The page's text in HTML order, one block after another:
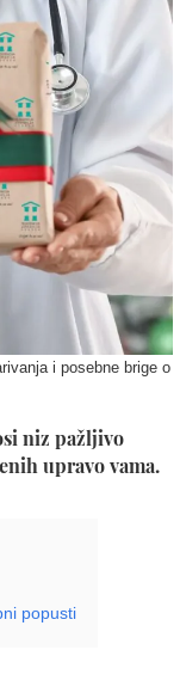
i posebne brige o
niz pažljivo
upravo vama.
popusti